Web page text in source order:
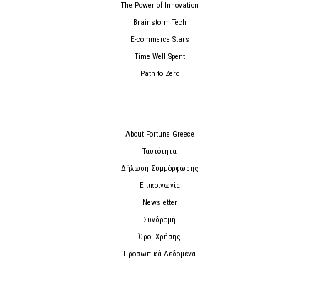
The Power of Innovation
Brainstorm Tech
E-commerce Stars
Time Well Spent
Path to Zero
About Fortune Greece
Ταυτότητα
Δήλωση Συμμόρφωσης
Επικοινωνία
Newsletter
Συνδρομή
Όροι Χρήσης
Προσωπικά Δεδομένα